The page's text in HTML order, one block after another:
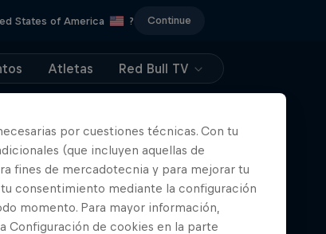
States of America ? Continue
Atletas Red Bull TV
similares
por cuestiones técnicas. Con tu
(que incluyen aquellas de
fines de mercadotecnia y para mejorar tu
consentimiento mediante la configuración
momento. Para mayor información,
Configuración de cookies en la parte